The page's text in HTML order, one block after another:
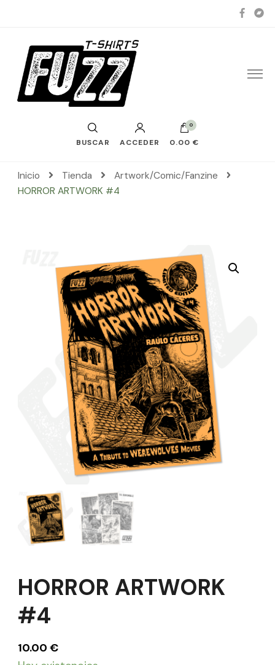
BUSCAR ACCEDER
0
0.00 €
Inicio Tienda
Artwork/Comic/Fanzine
HORROR ARTWORK #4
HORROR ARTWORK
#4
10.00 €